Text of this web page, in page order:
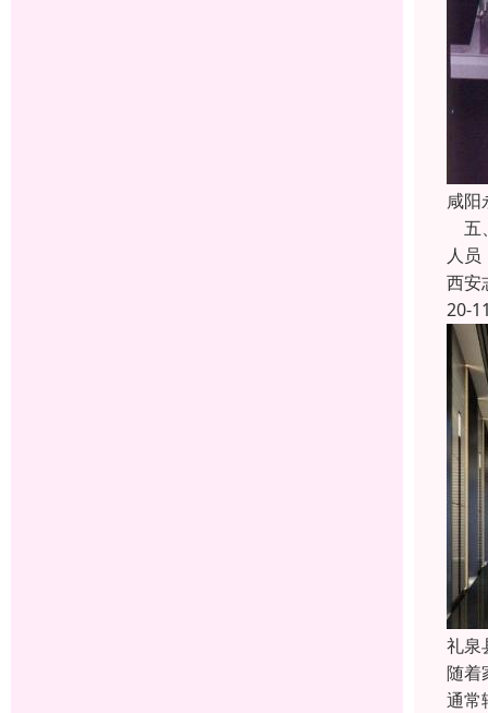
咸阳
五
人
西安
20-
礼泉
随着
通常